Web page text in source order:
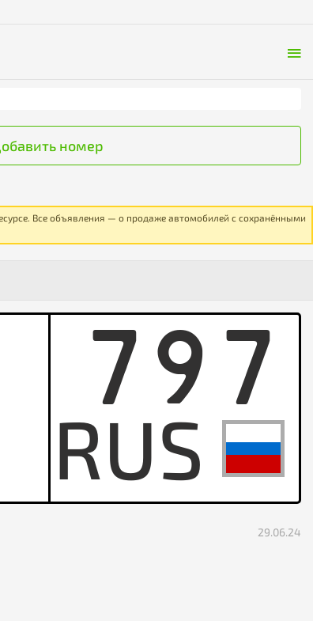
номер
Все объявления — о продаже автомобилей с сохранёнными
797
29.06.24